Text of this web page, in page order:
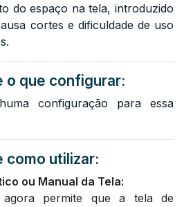
do espaço na tela, introduzido
cortes e dificuldade de uso
o que configurar:
configuração para essa
como utilizar:
ou Manual da Tela:
agora permite que a tela de